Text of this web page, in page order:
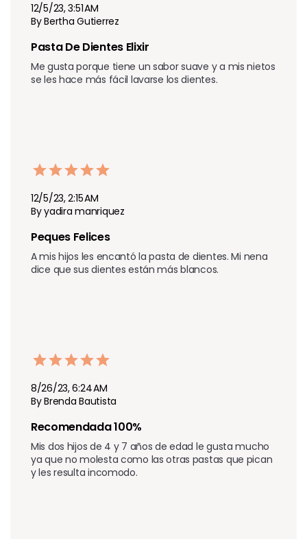
12/5/23, 3:51 AM
By Bertha Gutierrez
Pasta De Dientes Elixir
Me gusta porque tiene un sabor suave y a mis nietos
se les hace más fácil lavarse los dientes.
12/5/23, 2:15 AM
By yadira manriquez
Peques Felices
A mis hijos les encantó la pasta de dientes. Mi nena
dice que sus dientes están más blancos.
8/26/23, 6:24 AM
By Brenda Bautista
Recomendada 100%
Mis dos hijos de 4 y 7 años de edad le gusta mucho
ya que no molesta como las otras pastas que pican
y les resulta incomodo.